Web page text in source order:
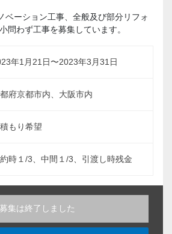
ベーション工事、全般及び部分リフォ
問わず工事を募集しています。
年1月21日〜2023年3月31日
府京都市内、大阪市内
もり希望
時１/3、中間１/3、引渡し時残金
募集は終了しました